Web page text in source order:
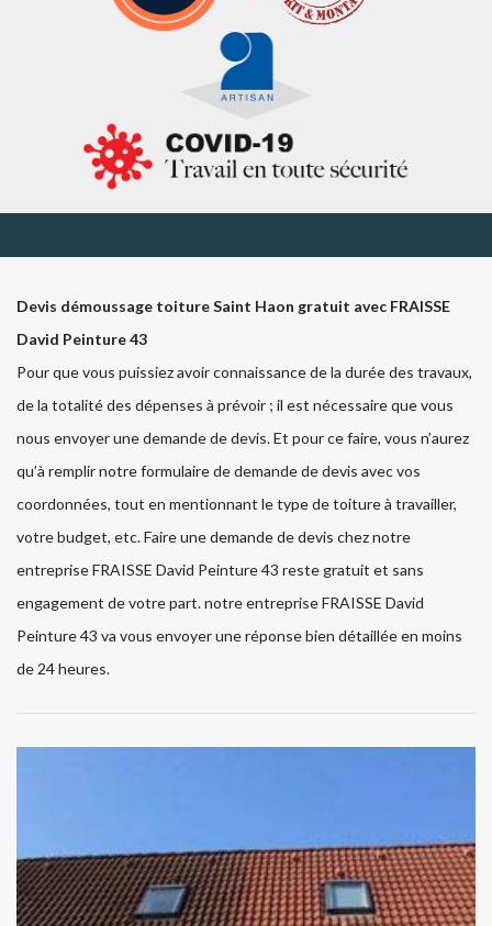
Devis démoussage toiture Saint Haon gratuit avec FRAISSE
David Peinture 43
Pour que vous puissiez avoir connaissance de la durée des travaux,
de la totalité des dépenses à prévoir ; il est nécessaire que vous
nous envoyer une demande de devis. Et pour ce faire, vous n’aurez
qu’à remplir notre formulaire de demande de devis avec vos
coordonnées, tout en mentionnant le type de toiture à travailler,
votre budget, etc. Faire une demande de devis chez notre
entreprise FRAISSE David Peinture 43 reste gratuit et sans
engagement de votre part. notre entreprise FRAISSE David
Peinture 43 va vous envoyer une réponse bien détaillée en moins
de 24 heures.